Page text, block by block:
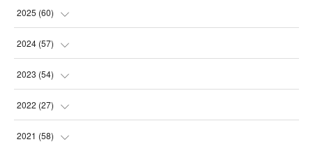
(5
(3
(7
(6
2025 (60)
(3
(3
(3
(2
2024 (57)
(4
(5
(2
2023 (54)
(6
(8
2022 (27)
(1
2021 (58)